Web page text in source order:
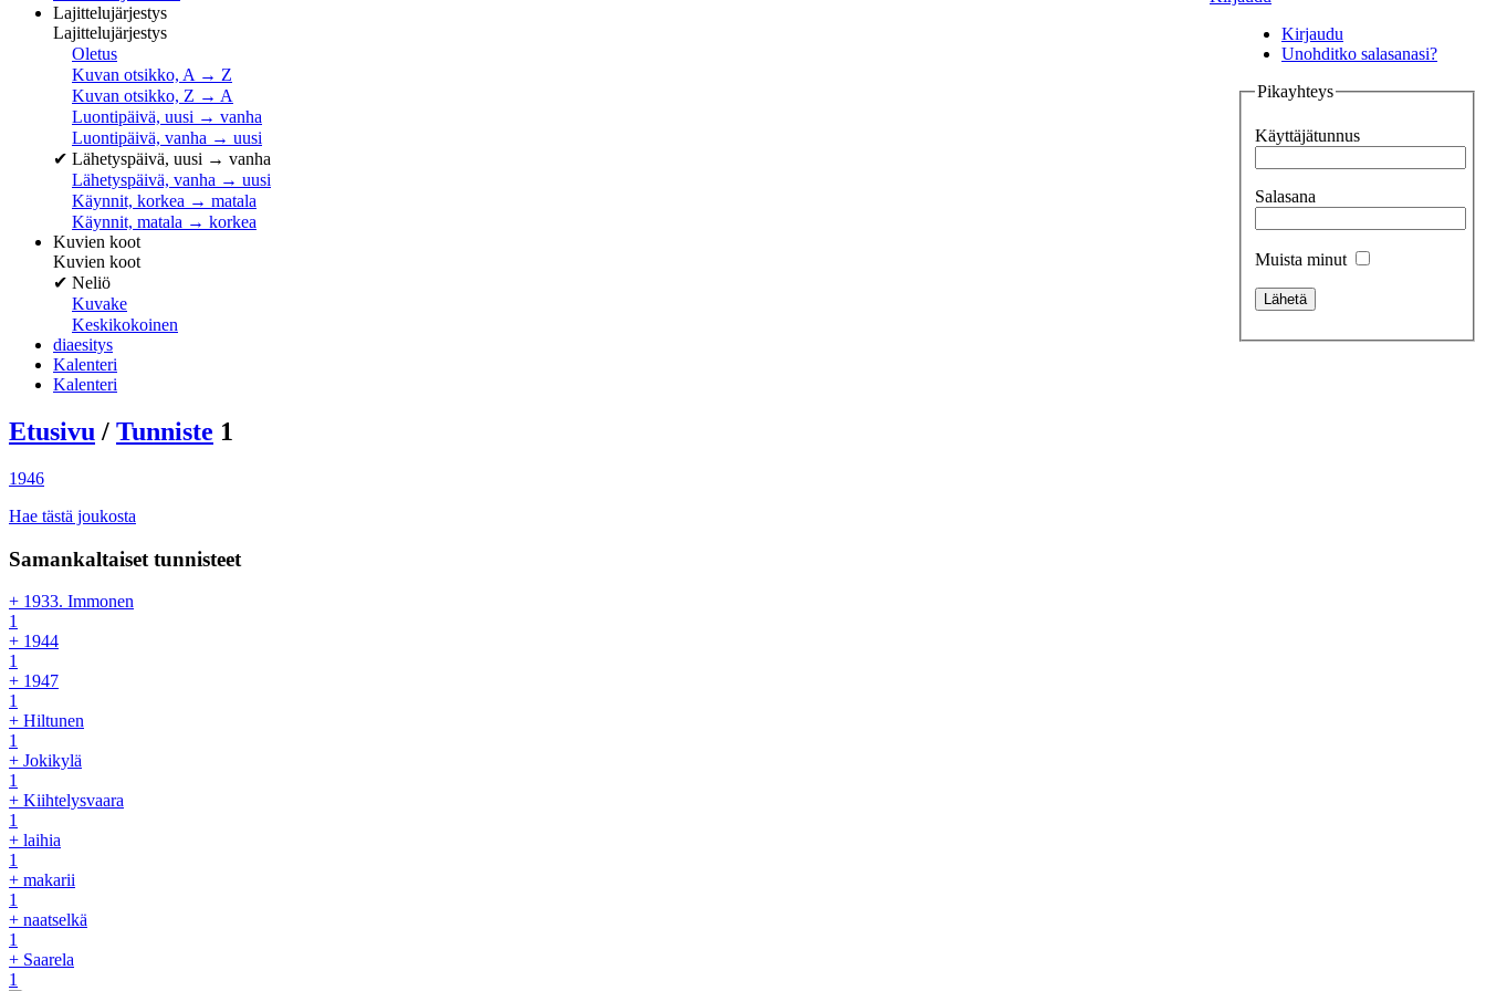
Kirjaudu
Unohditko salasanasi?
Pikayhteys
Käyttäjätunnus
Salasana
Muista minut
Lajittelujärjestys
Lajittelujärjestys
Oletus
Kuvan otsikko, A → Z
Kuvan otsikko, Z → A
Luontipäivä, uusi → vanha
Luontipäivä, vanha → uusi
✔ Lähetyspäivä, uusi → vanha
Lähetyspäivä, vanha → uusi
Käynnit, korkea → matala
Käynnit, matala → korkea
Kuvien koot
Kuvien koot
✔ Neliö
Kuvake
Keskikokoinen
diaesitys
Kalenteri
Kalenteri
Etusivu / Tunniste 1
1946
Hae tästä joukosta
Samankaltaiset tunnisteet
+ 1933. Immonen
1
+ 1944
1
+ 1947
1
+ Hiltunen
1
+ Jokikylä
1
+ Kiihtelysvaara
1
+ laihia
1
+ makarii
1
+ naatselkä
1
+ Saarela
1